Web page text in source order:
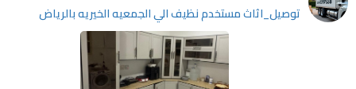
توصيل_اثاث مستخدم نظيف الي الجمعيه الخيريه بالرياض